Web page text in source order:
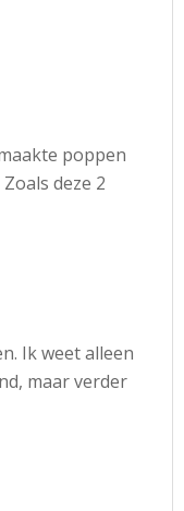
poppen
deze 2
Ik weet alleen
maar verder